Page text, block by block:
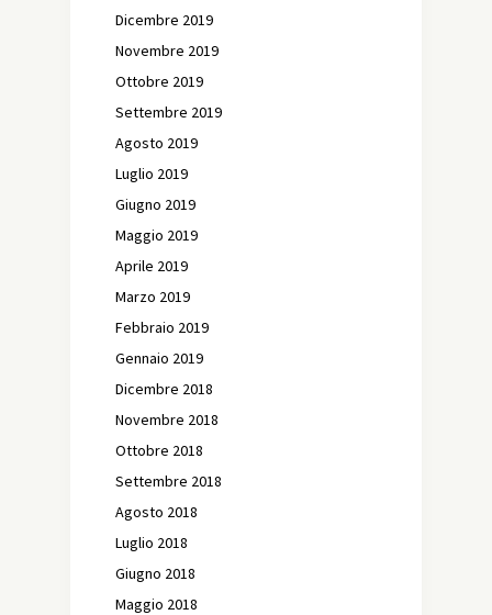
Dicembre 2019
Novembre 2019
Ottobre 2019
Settembre 2019
Agosto 2019
Luglio 2019
Giugno 2019
Maggio 2019
Aprile 2019
Marzo 2019
Febbraio 2019
Gennaio 2019
Dicembre 2018
Novembre 2018
Ottobre 2018
Settembre 2018
Agosto 2018
Luglio 2018
Giugno 2018
Maggio 2018